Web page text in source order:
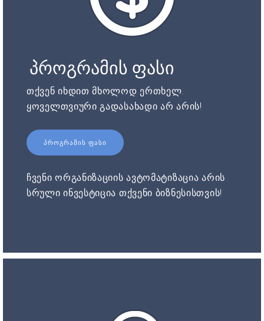
პროგრამის ფასი
თქვენ იხდით მხოლოდ ერთხელ.
ყოველთვიური გადასახადი არ არის!
ᲞᲠᲝᲒᲠᲐᲛᲘᲡ ᲤᲐᲡᲘ
ჩვენი ორგანიზაციის ავტომატიზაცია არის
სრული ინვესტიცია თქვენი ბიზნესისთვის!